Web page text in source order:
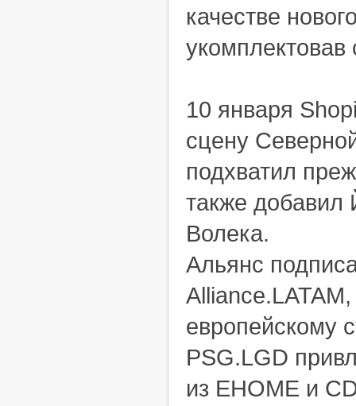
качестве
укомплектовав
10 января
сцену
подхватил
также
Волека.
Альянс
европейскому
PSG.LGD
из EHOME и